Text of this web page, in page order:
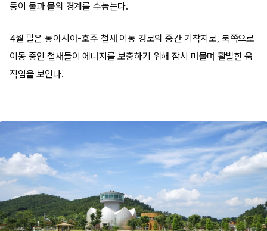
등이 물과 뭍의 경계를 수놓는다.
4월 말은 동아시아-호주 철새 이동 경로의 중간 기착지로, 북쪽으로
이동 중인 철새들이 에너지를 보충하기 위해 잠시 머물며 활발한 움
직임을 보인다.